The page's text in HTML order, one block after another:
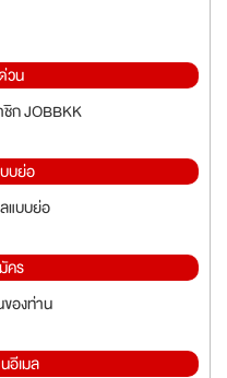
วน
ชิก JOBBKK
บบย่อ
แบบย่อ
คร
องท่าน
อีเมล